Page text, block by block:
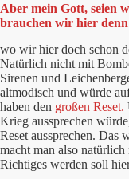
Aber mein Gott, seien
brauchen wir hier
wo wir hier doch schon
Natürlich nicht mit
Sirenen und
altmodisch und würde
haben den großen Reset.
Krieg aussprechen
Reset aussprechen. Das
macht man also
Richtiges werden soll